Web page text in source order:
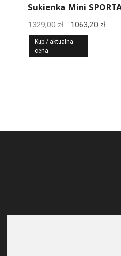
Sukienka Mini
1329,00zł
Pierwotna
cena
1063,20 zł
Kup / aktualna
cena